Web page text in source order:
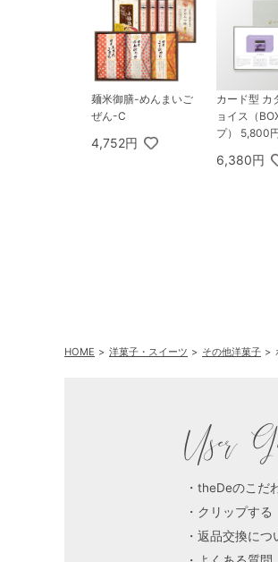
麺米御膳-めんまいご
ぜん-C
4,752円
カード型 カ
ョイス（
プ） 5,800
6,380円
HOME 洋菓子・スイーツ その他洋菓子
User
theDeのこだ
クリップする
返品交換につ